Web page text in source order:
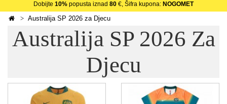
Dobijte 10% popusta iznad 80 €, Šifra kupona: NOGOMET
Australija SP 2026 za Djecu
Australija SP 2026 Za
Djecu